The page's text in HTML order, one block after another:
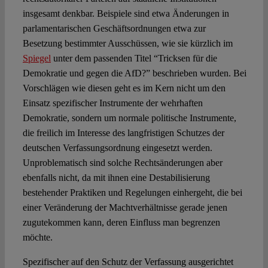
insgesamt denkbar. Beispiele sind etwa Änderungen in
parlamentarischen Geschäftsordnungen etwa zur
Besetzung bestimmter Ausschüssen, wie sie kürzlich im
Spiegel unter dem passenden Titel “Tricksen für die
Demokratie und gegen die AfD?” beschrieben wurden. Bei
Vorschlägen wie diesen geht es im Kern nicht um den
Einsatz spezifischer Instrumente der wehrhaften
Demokratie, sondern um normale politische Instrumente,
die freilich im Interesse des langfristigen Schutzes der
deutschen Verfassungsordnung eingesetzt werden.
Unproblematisch sind solche Rechtsänderungen aber
ebenfalls nicht, da mit ihnen eine Destabilisierung
bestehender Praktiken und Regelungen einhergeht, die bei
einer Veränderung der Machtverhältnisse gerade jenen
zugutekommen kann, deren Einfluss man begrenzen
möchte.
Spezifischer auf den Schutz der Verfassung ausgerichtet